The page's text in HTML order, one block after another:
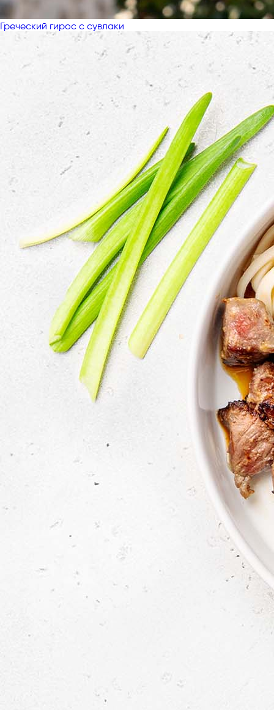
Греческий гирос с сувлаки